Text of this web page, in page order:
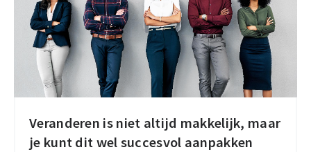
gecertificeerd
Veranderen is niet altijd makkelijk, maar
je kunt dit wel succesvol aanpakken
Veranderen
is